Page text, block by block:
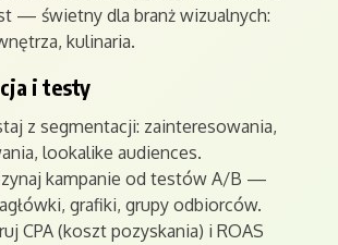
— świetny dla branż wizualnych:
kulinaria.
i testy
z segmentacji: zainteresowania,
lookalike audiences.
kampanie od testów A/B —
grafiki, grupy odbiorców.
CPA (koszt pozyskania) i ROAS